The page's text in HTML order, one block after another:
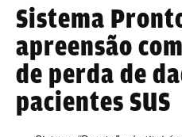
Sistema
apreensão
de perda de
pacientes SUS